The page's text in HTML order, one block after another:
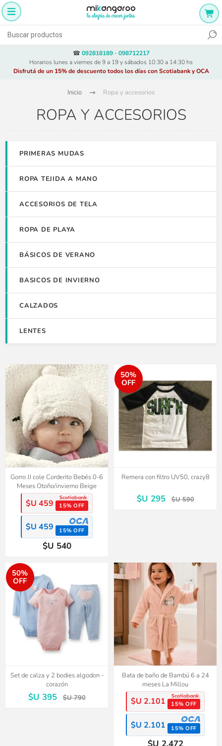
☎ 092818189- 098712217
Horarios lunes a viernes de 9 a 19 y sábados 10:30 a 14:30 hs
Disfrutá de un 15% de descuento todos los días con Scotiabank y OCA
Inicio Ropa y accesorios
ROPA Y ACCESORIOS
PRIMERAS MUDAS
ROPA TEJIDA A MANO
ACCESORIOS DE TELA
ROPA DE PLAYA
BÁSICOS DE VERANO
BASICOS DE INVIERNO
CALZADOS
LENTES
Gorro JJ cole Corderito Bebés 0-6
Meses Otoño/invierno Beige
$U 459 15% OFF
$U 459 15% OFF
$U 540
50%
OFF
Remera con filtro UV50, crazy8
$U 295 $U 590
50%
OFF
Set de calza y 2 bodies algodon -
corazón
$U 395 $U 790
Bata de baño de Bambú 6 a 24
meses La Millou
$U 2.101 15% OFF
$U 2.101 15% OFF